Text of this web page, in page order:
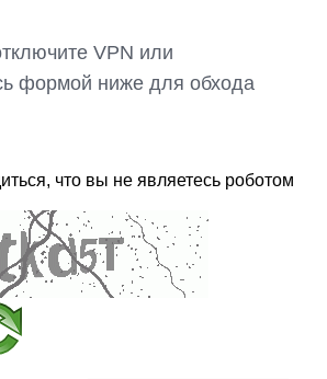
VPN или
формой ниже для обхода
что вы не являетесь роботом